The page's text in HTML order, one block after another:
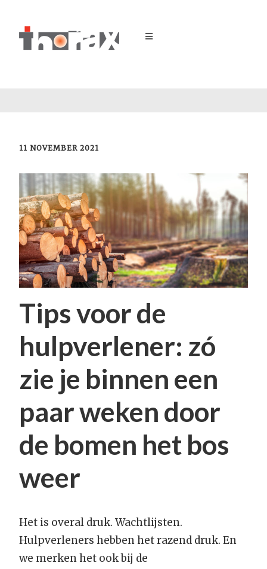
11 NOVEMBER 2021
Tips voor de
hulpverlener: zó
zie je binnen een
paar weken door
de bomen het bos
weer
Het is overal druk. Wachtlijsten.
Hulpverleners hebben het razend druk. En
we merken het ook bij de